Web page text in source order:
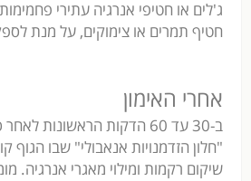
ג'לים או חטיפי אנרגיה עתירי
חטיף תמרים או צימוקים, על מנת
אחרי האימון
ב-30 עד 60 הדקות הראשונות
"חלון הזדמנויות אנאבולי" שבו הגוף
שיקום רקמות ומילוי מאגרי אנרגיה.